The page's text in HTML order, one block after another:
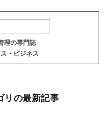
理の専門誌
・ビジネス
リの最新記事